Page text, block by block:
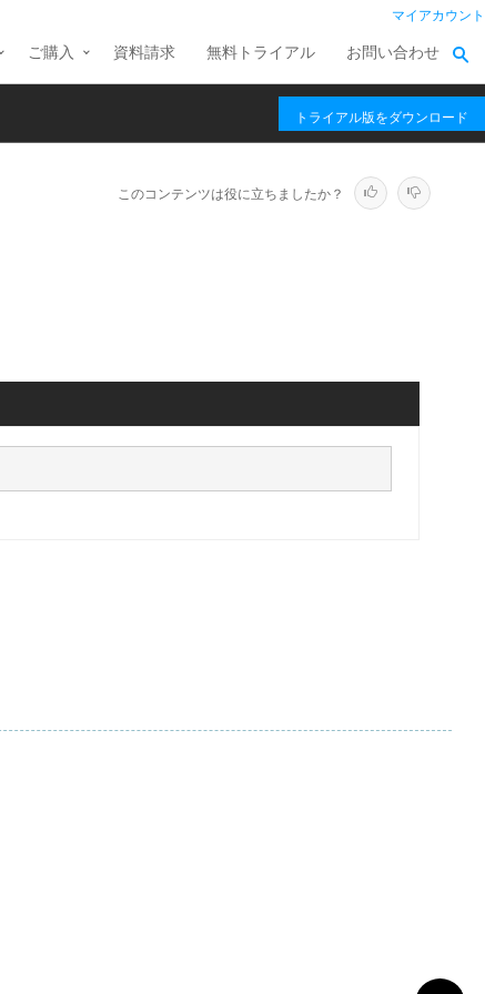
マイアカウント
ご購入 資料請求 無料トライアル お問い合わせ
トライアル版をダウンロード
このコンテンツは役に立ちましたか？